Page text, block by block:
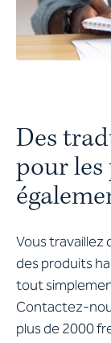
Des
pour les
Vous travaillez
des produits
tout
Contactez-
plus de 2000